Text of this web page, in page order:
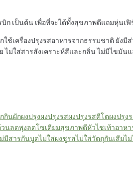
ก เป็นต้น เพื่อที่จะได้ทั้งสุขภาพดีแถมหุ่นเ
ช้เครื่องปรุงรสอาหารจากธรรมชาติ ยัง
ม่ใส่สารสังเคราะห์สีและกลิ่น ไม่มีไขมัน
กินผักผงปรุงผงปรุงรสผงปรุงรสคีโตผงปรุง
วนลดพุงลดโซเดียมสุขภาพดีหัวไชเท้าอาห
มีสารกันบูดไม่ใส่ผงชูรสไม่ใส่วัตถุกันเสียไ